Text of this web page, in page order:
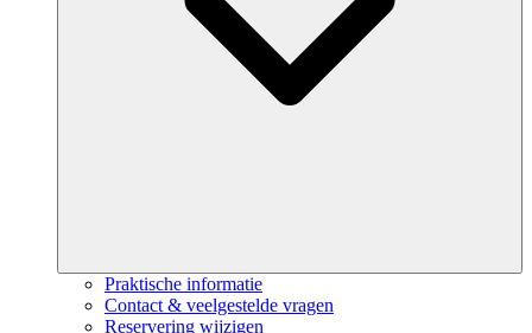
Praktische informatie
Contact & veelgestelde vragen
Reservering wijzigen